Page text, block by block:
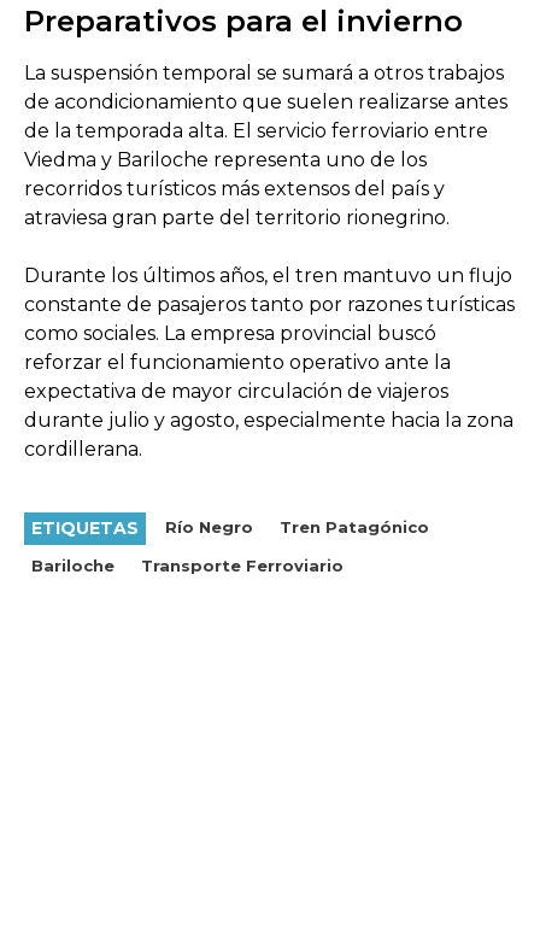
Preparativos para el invierno
La suspensión temporal se sumará a otros trabajos
de acondicionamiento que suelen realizarse antes
de la temporada alta. El servicio ferroviario entre
Viedma y Bariloche representa uno de los
recorridos turísticos más extensos del país y
atraviesa gran parte del territorio rionegrino.
Durante los últimos años, el tren mantuvo un flujo
constante de pasajeros tanto por razones turísticas
como sociales. La empresa provincial buscó
reforzar el funcionamiento operativo ante la
expectativa de mayor circulación de viajeros
durante julio y agosto, especialmente hacia la zona
cordillerana.
ETIQUETAS Río Negro
Tren Patagónico
Bariloche
Transporte Ferroviario